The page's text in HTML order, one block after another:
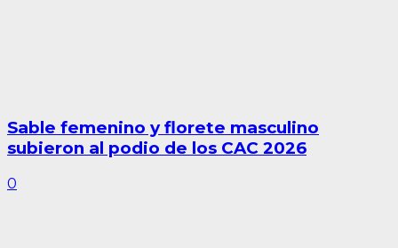
Sable femenino y florete masculino
subieron al podio de los CAC 2026
0